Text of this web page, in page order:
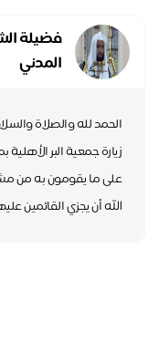
فضيلة الشيخ
المدني
الحمد لله والصلاة
على ما يقومون به من
الله أن يجزي القائمين عليها